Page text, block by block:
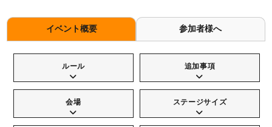
イベント概要 参加者様へ
ルール 追加事項
会場 ステージサイズ